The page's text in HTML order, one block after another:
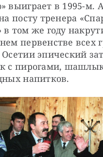
выиграет в 1995-м.
посту тренера
в том же году
первенстве всех
Осетии эпический
с пирогами,
напитков.